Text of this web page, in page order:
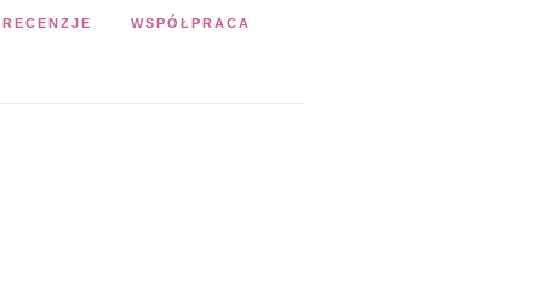
RECENZJE WSPÓŁPRACA